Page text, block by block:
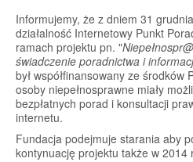
Informujemy, że z dniem 31
działalność Internetowy Punkt
ramach projektu pn. "
świadczenie poradnictwa i
był współfinansowany ze środków
osoby niepełnosprawne miały
bezpłatnych porad i konsultacji
internetu.
Fundacja podejmuje starania aby
kontynuację projektu także w 2014